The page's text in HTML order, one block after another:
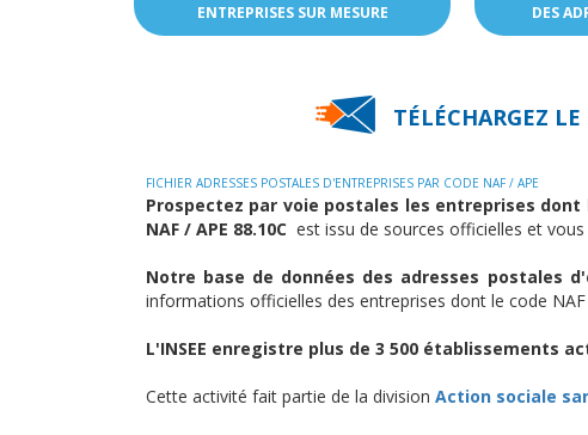
ENTREPRISES SUR MESURE
DES
TÉLÉCHARGEZ LE
FICHIER ADRESSES POSTALES D'ENTREPRISES PAR CODE NAF / APE
Prospectez par voie postales les entreprises
NAF / APE 88.10C est issu de sources officielles et
Notre base de données des adresses postales
informations officielles des entreprises dont le code NAF
L'INSEE enregistre plus de 3 500 établissements
Cette activité fait partie de la division Action sociale